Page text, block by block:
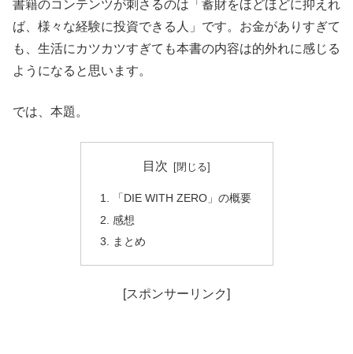
書籍のコンテンツが刺さるのは「蓄財をほどほどに抑えれ
ば、様々な経験に投資できる人」です。お金がありすぎて
も、生活にカツカツすぎても本書の内容は的外れに感じる
ようになると思います。
では、本題。
目次
「DIE WITH ZERO」の概要
感想
まとめ
[スポンサーリンク]